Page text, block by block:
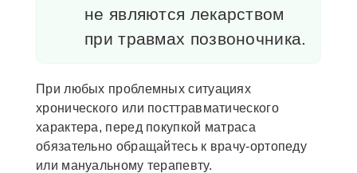
не являются лекарством
при травмах позвоночника.
При любых проблемных ситуациях
хронического или посттравматического
характера, перед покупкой матраса
обязательно обращайтесь к врачу-ортопеду
или мануальному терапевту.